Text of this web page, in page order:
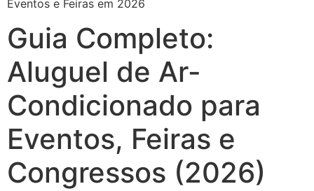
Eventos e Feiras em 2026
Guia Completo:
Aluguel de Ar-
Condicionado para
Eventos, Feiras e
Congressos (2026)